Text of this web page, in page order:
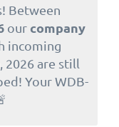
Between
our company
incoming
2026 are still
Your WDB-